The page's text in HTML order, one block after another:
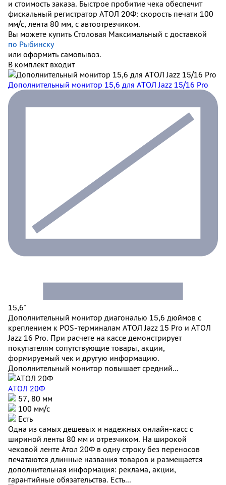
и стоимость заказа. Быстрое пробитие чека обеспечит
фискальный регистратор АТОЛ 20Ф: скорость печати 100
мм/с, лента 80 мм, с автоотрезчиком.
Вы можете купить Столовая Максимальный с доставкой
по Рыбинску
или оформить самовывоз.
В комплект входит
Дополнительный монитор 15,6 для АТОЛ Jazz 15/16 Pro
15,6"
Дополнительный монитор диагональю 15,6 дюймов с
креплением к POS-терминалам АТОЛ Jazz 15 Pro и АТОЛ
Jazz 16 Pro. При расчете на кассе демонстрирует
покупателям сопутствующие товары, акции,
формируемый чек и другую информацию.
Дополнительный монитор повышает средний...
АТОЛ 20Ф
57, 80 мм
100 мм/c
Есть
Одна из самых дешевых и надежных онлайн-касс с
шириной ленты 80 мм и отрезчиком. На широкой
чековой ленте Атол 20Ф в одну строку без переносов
печатаются длинные названия товаров и размещается
дополнительная информация: реклама, акции,
гарантийные обязательства. Есть...